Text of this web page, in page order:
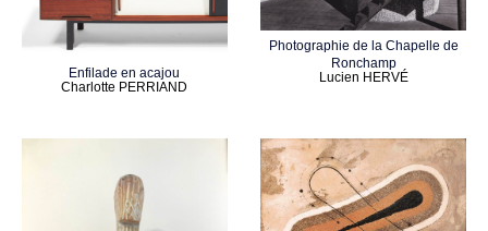
Enfilade en acajou
Charlotte PERRIAND
Photographie de la Chapelle de
Ronchamp
Lucien HERVÉ